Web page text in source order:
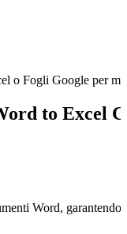
o Fogli Google per
to Excel
Word,